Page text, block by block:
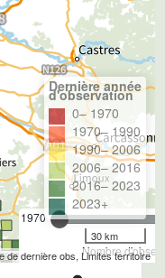
1970
Nombre
Dernière année
d'observation
0– 1970
1970– 1990
1990– 2006
2006– 2016
2016– 2023
2023+
30 km
de dernière obs, Limites territoire